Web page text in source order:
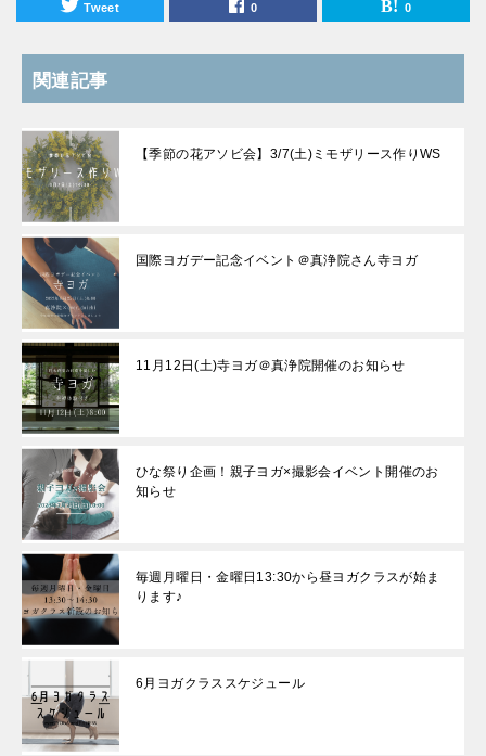
Tweet 0 0
関連記事
【季節の花アソビ会】3/7(土)ミモザリース作りWS
国際ヨガデー記念イベント＠真浄院さん寺ヨガ
11月12日(土)寺ヨガ＠真浄院開催のお知らせ
ひな祭り企画！親子ヨガ×撮影会イベント開催のお
知らせ
毎週月曜日・金曜日13:30から昼ヨガクラスが始ま
ります♪
6月ヨガクラススケジュール